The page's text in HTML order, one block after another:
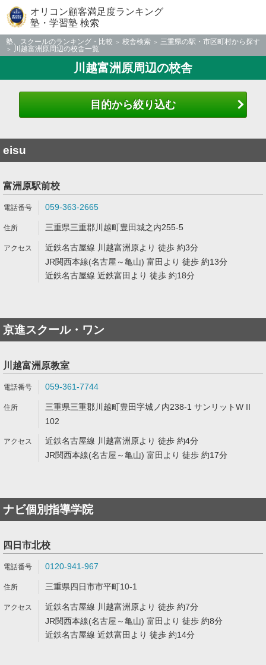
オリコン顧客満足度ランキング
塾・学習塾 検索
塾、スクールのランキング・比較 校舎検索
三重県の駅・市区町村から探す
川越富洲原周辺の校舎一覧
川越富洲原周辺の校舎
目的から絞り込む
eisu
富洲原駅前校
059-363-2665
三重県三重郡川越町豊田城之内255-5
近鉄名古屋線 川越富洲原より 徒歩 約3分
JR関西本線(名古屋～亀山) 富田より 徒歩 約13分
近鉄名古屋線 近鉄富田より 徒歩 約18分
京進スクール・ワン
川越富洲原教室
059-361-7744
三重県三重郡川越町豊田字城ノ内238-1 サンリットW II
102
近鉄名古屋線 川越富洲原より 徒歩 約4分
JR関西本線(名古屋～亀山) 富田より 徒歩 約17分
ナビ個別指導学院
四日市北校
0120-941-967
三重県四日市市平町10-1
近鉄名古屋線 川越富洲原より 徒歩 約7分
JR関西本線(名古屋～亀山) 富田より 徒歩 約8分
近鉄名古屋線 近鉄富田より 徒歩 約14分